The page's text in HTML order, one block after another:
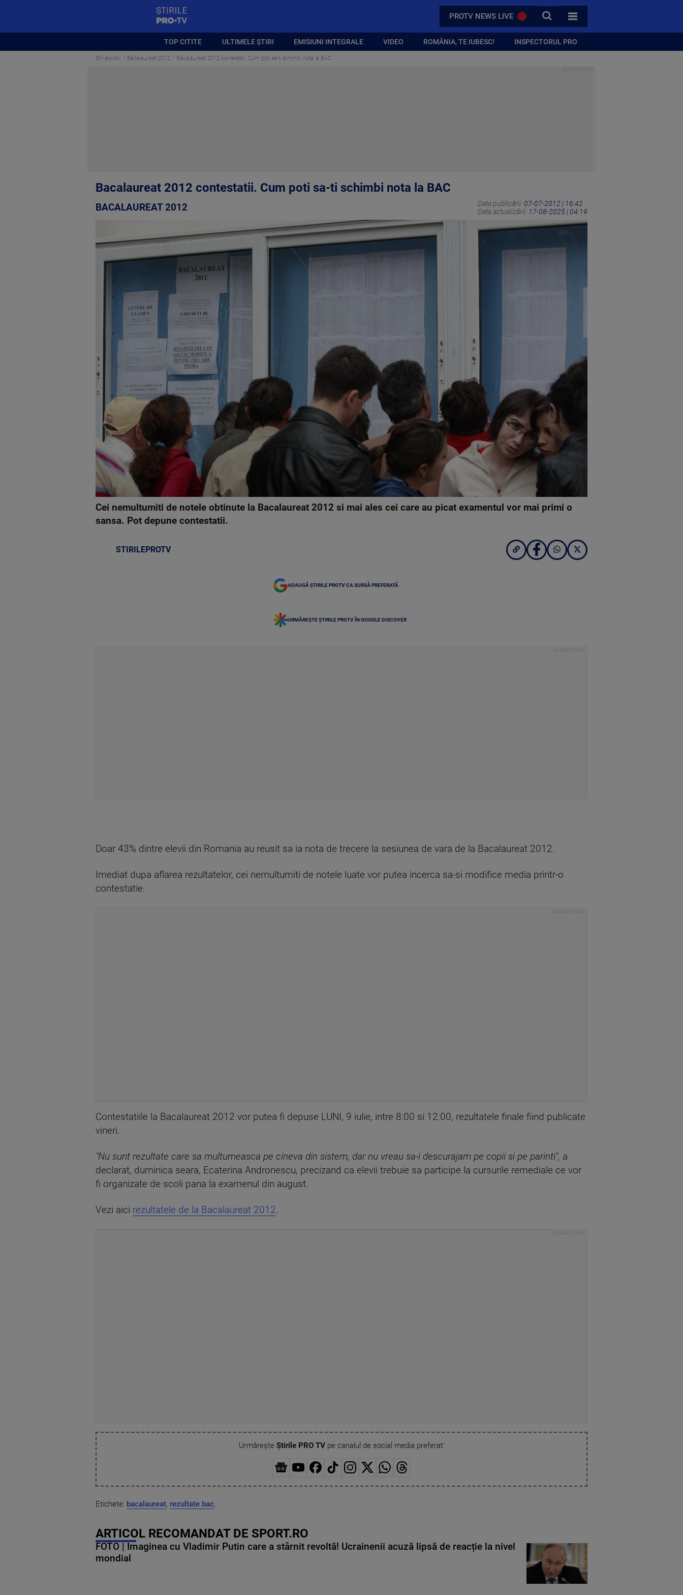
PROTV NEWS LIVE CAUTA
TOATE CATEGORIILE
TOP CITITE ULTIMELE ȘTIRI EMISIUNI INTEGRALE VIDEO ROMÂNIA, TE IUBESC! INSPECTORUL PRO
Stirileprotv Bacalaureat 2012 Bacalaureat 2012 contestatii. Cum poti sa-ti schimbi nota la BAC
Bacalaureat 2012 contestatii. Cum poti sa-ti schimbi nota la BAC
BACALAUREAT 2012 Data publicării: 07-07-2012 | 16:42
Data actualizării: 17-08-2025 | 04:19
Cei nemultumiti de notele obtinute la Bacalaureat 2012 si mai ales cei care au picat examentul vor mai primi o
sansa. Pot depune contestatii.
STIRILEPROTV
ADAUGĂ ȘTIRILE PROTV CA SURSĂ PREFERATĂ
URMĂREȘTE ȘTIRILE PROTV ÎN GOOGLE DISCOVER
Doar 43% dintre elevii din Romania au reusit sa ia nota de trecere la sesiunea de vara de la Bacalaureat 2012.
Imediat dupa aflarea rezultatelor, cei nemultumiti de notele luate vor putea incerca sa-si modifice media printr-o
contestatie.
Contestatiile la Bacalaureat 2012 vor putea fi depuse LUNI, 9 iulie, intre 8:00 si 12:00, rezultatele finale fiind publicate
vineri.
"Nu sunt rezultate care sa multumeasca pe cineva din sistem, dar nu vreau sa-i descurajam pe copii si pe parinti", a
declarat, duminica seara, Ecaterina Andronescu, precizand ca elevii trebuie sa participe la cursurile remediale ce vor
fi organizate de scoli pana la examenul din august.
Vezi aici rezultatele de la Bacalaureat 2012.
Urmărește Știrile PRO TVpe canalul de social media preferat:
Etichete: bacalaureat, rezultate bac,
ARTICOL RECOMANDAT DE SPORT.RO
FOTO | Imaginea cu Vladimir Putin care a stârnit revoltă! Ucrainenii acuză lipsă de reacție la nivel
mondial